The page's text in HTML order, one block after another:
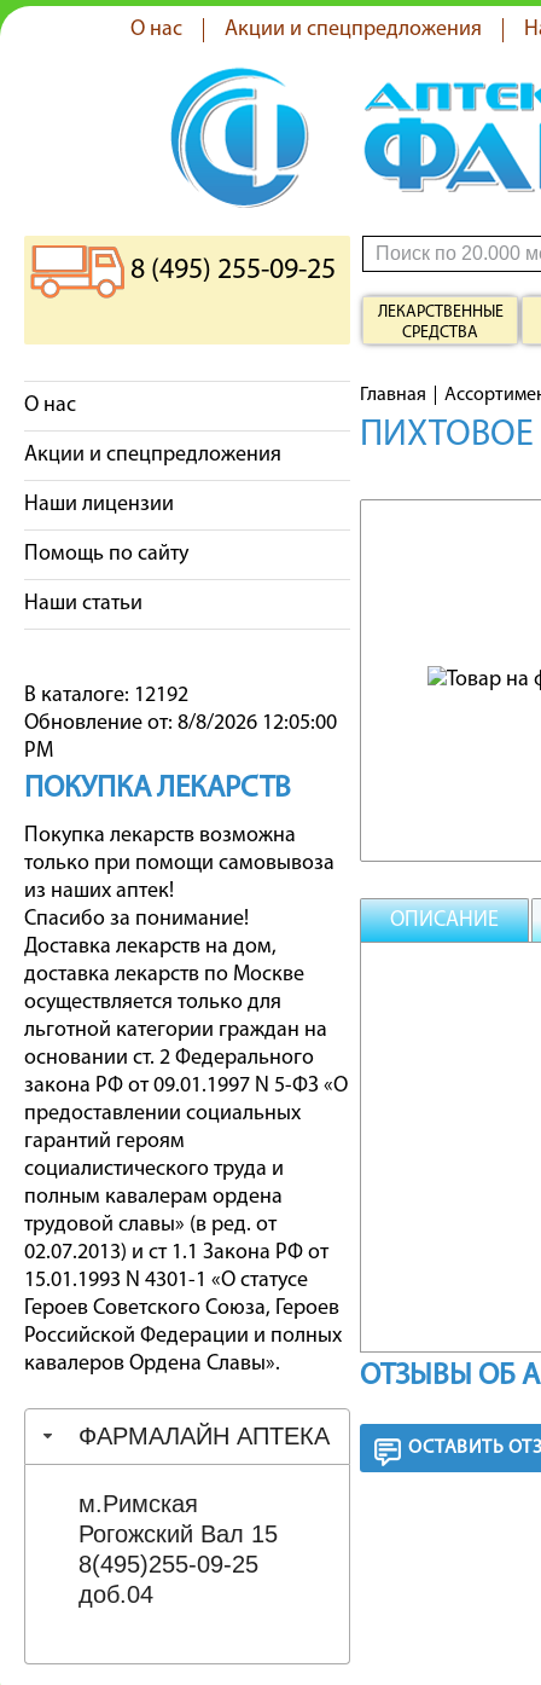
О нас Акции и спецпредложения
8 (495) 255-09-25
ЛЕКАРСТВЕННЫЕ
СРЕДСТВА
О нас
Акции и спецпредложения
Наши лицензии
Помощь по сайту
Наши статьи
В каталоге: 12192
Обновление от: 8/8/2026 12:05:00
PM
ПОКУПКА ЛЕКАРСТВ
Покупка лекарств возможна
только при помощи самовывоза
из наших аптек!
Спасибо за понимание!
Доставка лекарств на дом,
доставка лекарств по Москве
осуществляется только для
льготной категории граждан на
основании ст. 2 Федерального
закона РФ от 09.01.1997 N 5-ФЗ «О
предоставлении социальных
гарантий героям
социалистического труда и
полным кавалерам ордена
трудовой славы» (в ред. от
02.07.2013) и ст 1.1 Закона РФ от
15.01.1993 N 4301-1 «О статусе
Героев Советского Союза, Героев
Российской Федерации и полных
кавалеров Ордена Славы».
ФАРМАЛАЙН АПТЕКА
м.Римская
Рогожский Вал 15
8(495)255-09-25
доб.04
Главная
ОПИСАНИЕ
ОТЗЫВЫ ОБ
ОСТАВИТЬ